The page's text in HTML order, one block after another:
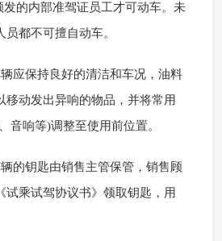
发的内部准驾证员工才可动车。未
都不可擅自动车。
应保持良好的清洁和车况，油料
移动发出异响的物品，并将常用
音响等)调整至使用前位置。
的钥匙由销售主管保管，销售顾
试乘试驾协议书》领取钥匙，用